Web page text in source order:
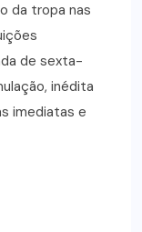
da tropa nas
de sexta-
inédita
imediatas e